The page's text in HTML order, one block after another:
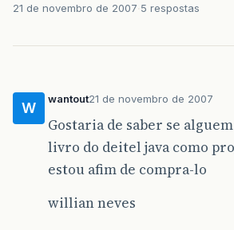
21 de novembro de 2007 5 respostas
W
wantout21 de novembro de 2007
Gostaria de saber se
livro do deitel java como
estou afim de compra-lo
willian neves